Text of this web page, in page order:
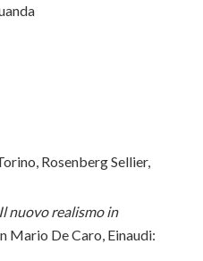
Rosenberg Sellier,
nuovo realismo in
Mario De Caro, Einaudi: